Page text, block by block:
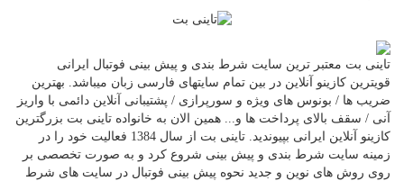
تاینی بت معتبر ترین سایت شرط بندی و پیش بینی فوتبال ایرانی
قویترین کازینو آنلاین در بین تمام سایتهای فارسی زبان میباشد. بهترین
ضریب ها / بونوس های ویژه و سورپرازی / پشتیبانی آنلاین دائمی با واریز
آنی / سقف بالای پرداخت ها و... همین الان به خانواده تاینی بت بزرگترین
کازینو آنلاین ایرانی بپیوندید. تاینی بت از سال 1384 فعالیت خود را در
زمینه سایت شرط بندی و پیش بینی شروع کرد و به صورت تخصصی بر
روی روش های نوین و جدید نحوه پیش بینی فوتبال در سایت های شرط